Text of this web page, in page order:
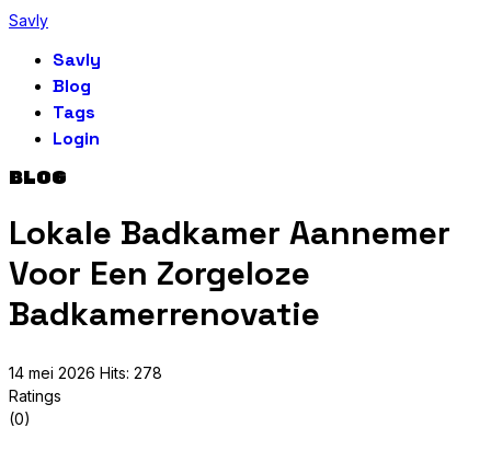
Savly
Savly
Blog
Tags
Login
BLOG
Lokale Badkamer Aannemer
Voor Een Zorgeloze
Badkamerrenovatie
14 mei 2026 Hits: 278
Ratings
(0)